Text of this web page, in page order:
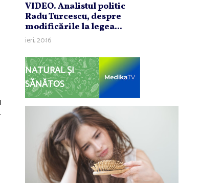
VIDEO. Analistul politic
Radu Turcescu, despre
modificările la legea...
ieri, 20:16
NATURAL ȘI
SĂNĂTOS